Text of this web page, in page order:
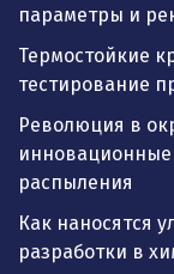
параметры и
Термостойкие
тестирование
Революция в
инновационные
распыления
Как наносятся
разработки в